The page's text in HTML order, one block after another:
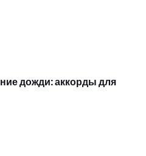
дожди: аккорды для